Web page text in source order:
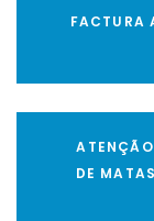
FACTURA
DE